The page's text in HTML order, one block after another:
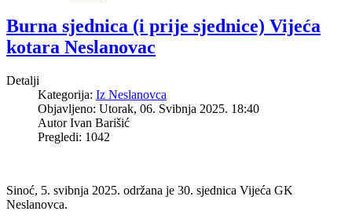
Burna sjednica (i prije sjednice) Vijeća
kotara Neslanovac
Detalji
Kategorija: Iz Neslanovca
Objavljeno: Utorak, 06. Svibnja 2025. 18:40
AutorIvan Barišić
Pregledi: 1042
Sinoć, 5. svibnja 2025. održana je 30. sjednica Vijeća GK
Neslanovca.